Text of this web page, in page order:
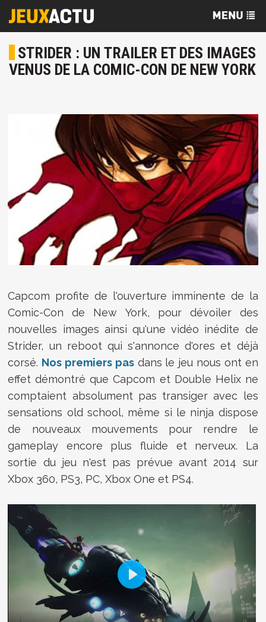
STRIDER : UN TRAILER ET DES IMAGES
VENUS DE LA COMIC-CON DE NEW YORK
Capcom profite de l'ouverture imminente de la
Comic-Con de New York, pour dévoiler des
nouvelles images ainsi qu'une vidéo inédite de
Strider, un reboot qui s'annonce d'ores et déjà
corsé. Nos premiers pasdans le jeu nous ont en
effet démontré que Capcom et Double Helix ne
comptaient absolument pas transiger avec les
sensations old school, même si le ninja dispose
de nouveaux mouvements pour rendre le
gameplay encore plus fluide et nerveux. La
sortie du jeu n'est pas prévue avant 2014 sur
Xbox 360, PS3, PC, Xbox One et PS4.